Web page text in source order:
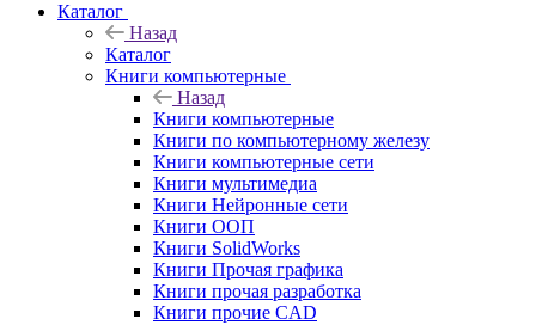
Каталог
Назад
Каталог
Книги компьютерные
Назад
Книги компьютерные
Книги по компьютерному железу
Книги компьютерные сети
Книги мультимедиа
Книги Нейронные сети
Книги ООП
Книги SolidWorks
Книги Прочая графика
Книги прочая разработка
Книги прочие CAD